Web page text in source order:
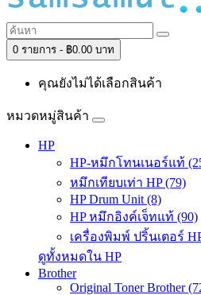
0 รายการ - ฿0.00 บาท
คุณยังไม่ได้เลือกสินค้า
หมวดหมู่สินค้า
HP
HP-หมึกโทนเนอร์แท้
หมึกเทียบเท่า HP (79)
HP Drum Unit (8)
HP หมึกอิงค์เจ็ทแท้ (90)
เครื่องพิมพ์ ปริ้นเตอร์
ดูทั้งหมดใน HP
Brother
Original Toner Brother